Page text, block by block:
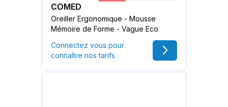
COMED
Oreiller Ergonomique - Mousse
Mémoire de Forme - Vague Eco
Connectez vous pour
connaître nos tarifs